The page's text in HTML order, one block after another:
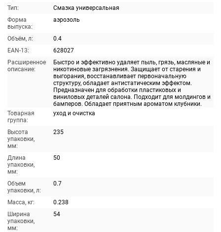
Тип:
Смазка универсальная
Форма
выпуска:
аэрозоль
Объём, л:
0.4
EAN-13:
628027
Расширенное
описание:
Быстро и эффективно удаляет пыль, грязь, масляные и
никотиновые загрязнения. Защищает от старения и
выгорания, восстанавливает первоначальную
структуру, обладает антистатическим эффектом.
Предназначен для обработки пластиковых и
виниловых деталей салона. Подходит для молдингов и
бамперов. Обладает приятным ароматом клубники.
Товарная
группа:
уход и очистка
Высота
упаковки,
мм:
235
Длина
упаковки,
мм:
50
Объем
упаковки, л:
0.7
Масса, кг:
0.238
Ширина
упаковки,
мм:
54